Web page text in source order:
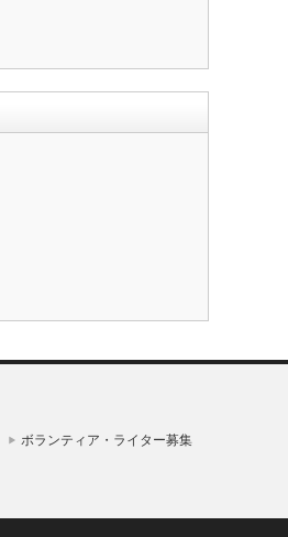
ボランティア・ライター募集